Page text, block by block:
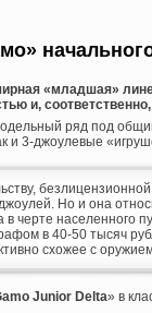
«младшая»
и,
ряд под
и 3-джоулевые
Но и она
черте населенного
в 40-50 тысяч
схожее с
Junior Delta» в